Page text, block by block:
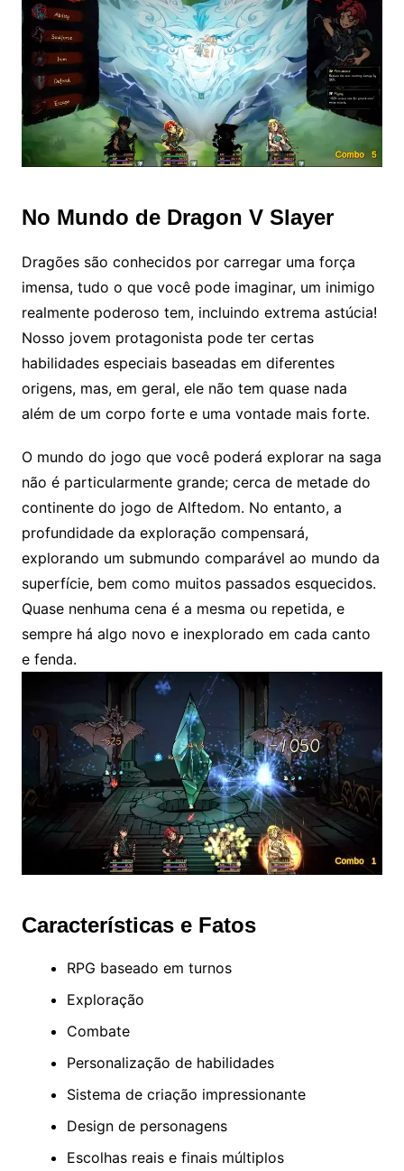
No Mundo de Dragon V Slayer
Dragões são conhecidos por carregar uma força
imensa, tudo o que você pode imaginar, um inimigo
realmente poderoso tem, incluindo extrema astúcia!
Nosso jovem protagonista pode ter certas
habilidades especiais baseadas em diferentes
origens, mas, em geral, ele não tem quase nada
além de um corpo forte e uma vontade mais forte.
O mundo do jogo que você poderá explorar na saga
não é particularmente grande; cerca de metade do
continente do jogo de Alftedom. No entanto, a
profundidade da exploração compensará,
explorando um submundo comparável ao mundo da
superfície, bem como muitos passados esquecidos.
Quase nenhuma cena é a mesma ou repetida, e
sempre há algo novo e inexplorado em cada canto
e fenda.
Características e Fatos
RPG baseado em turnos
Exploração
Combate
Personalização de habilidades
Sistema de criação impressionante
Design de personagens
Escolhas reais e finais múltiplos